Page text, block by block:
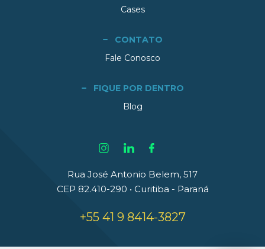
Cases
CONTATO
Fale Conosco
FIQUE POR DENTRO
Blog
Rua José Antonio Belem, 517
CEP 82.410-290 • Curitiba - Paraná
+55 41 9 8414-3827